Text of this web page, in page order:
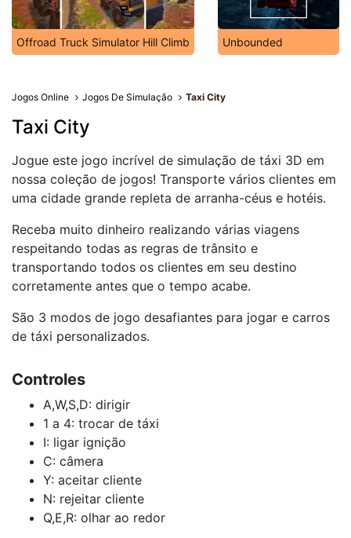
Offroad Truck Simulator Hill Climb Unbounded
Jogos Online Jogos De Simulação Taxi City
Taxi City
Jogue este jogo incrível de simulação de táxi 3D em
nossa coleção de jogos! Transporte vários clientes em
uma cidade grande repleta de arranha-céus e hotéis.
Receba muito dinheiro realizando várias viagens
respeitando todas as regras de trânsito e
transportando todos os clientes em seu destino
corretamente antes que o tempo acabe.
São 3 modos de jogo desafiantes para jogar e carros
de táxi personalizados.
Controles
A,W,S,D: dirigir
1 a 4: trocar de táxi
I: ligar ignição
C: câmera
Y: aceitar cliente
N: rejeitar cliente
Q,E,R: olhar ao redor